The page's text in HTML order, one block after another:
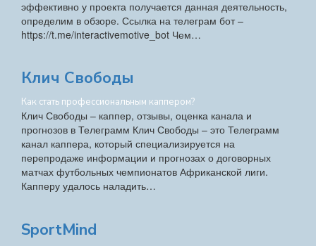
эффективно у проекта получается данная деятельность,
определим в обзоре. Ссылка на телеграм бот –
https://t.me/interactivemotive_bot Чем…
Клич Свободы
Как стать профессиональным каппером?
Клич Свободы – каппер, отзывы, оценка канала и
прогнозов в Телеграмм Клич Свободы – это Телеграмм
канал каппера, который специализируется на
перепродаже информации и прогнозах о договорных
матчах футбольных чемпионатов Африканской лиги.
Капперу удалось наладить…
SportMind